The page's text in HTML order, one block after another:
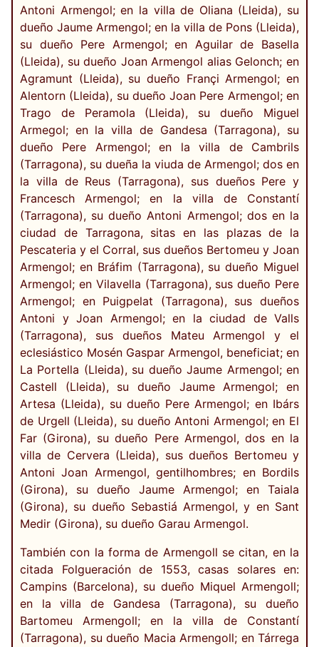
Antoni Armengol; en la villa de Oliana (Lleida), su
dueño Jaume Armengol; en la villa de Pons (Lleida),
su dueño Pere Armengol; en Aguilar de Basella
(Lleida), su dueño Joan Armengol alias Gelonch; en
Agramunt (Lleida), su dueño Françi Armengol; en
Alentorn (Lleida), su dueño Joan Pere Armengol; en
Trago de Peramola (Lleida), su dueño Miguel
Armegol; en la villa de Gandesa (Tarragona), su
dueño Pere Armengol; en la villa de Cambrils
(Tarragona), su dueña la viuda de Armengol; dos en
la villa de Reus (Tarragona), sus dueños Pere y
Francesch Armengol; en la villa de Constantí
(Tarragona), su dueño Antoni Armengol; dos en la
ciudad de Tarragona, sitas en las plazas de la
Pescateria y el Corral, sus dueños Bertomeu y Joan
Armengol; en Bráfim (Tarragona), su dueño Miguel
Armengol; en Vilavella (Tarragona), sus dueño Pere
Armengol; en Puigpelat (Tarragona), sus dueños
Antoni y Joan Armengol; en la ciudad de Valls
(Tarragona), sus dueños Mateu Armengol y el
eclesiástico Mosén Gaspar Armengol, beneficiat; en
La Portella (Lleida), su dueño Jaume Armengol; en
Castell (Lleida), su dueño Jaume Armengol; en
Artesa (Lleida), su dueño Pere Armengol; en Ibárs
de Urgell (Lleida), su dueño Antoni Armengol; en El
Far (Girona), su dueño Pere Armengol, dos en la
villa de Cervera (Lleida), sus dueños Bertomeu y
Antoni Joan Armengol, gentilhombres; en Bordils
(Girona), su dueño Jaume Armengol; en Taiala
(Girona), su dueño Sebastiá Armengol, y en Sant
Medir (Girona), su dueño Garau Armengol.
También con la forma de Armengoll se citan, en la
citada Folgueración de 1553, casas solares en:
Campins (Barcelona), su dueño Miquel Armengoll;
en la villa de Gandesa (Tarragona), su dueño
Bartomeu Armengoll; en la villa de Constantí
(Tarragona), su dueño Macia Armengoll; en Tárrega